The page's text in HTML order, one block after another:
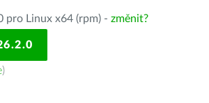
pro Linux x64 (rpm) - změnit?
)